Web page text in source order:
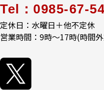
Tel：0985-67-
定休日：水曜日＋他不定休
営業時間：9時～17時(時間